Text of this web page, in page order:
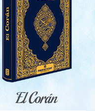
El Corán